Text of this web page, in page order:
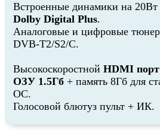
Встроенные динамики на
Dolby Digital Plus.
Аналоговые и цифровые
DVB-T2/S2/C.
Высокоскоростной HDMI порт
ОЗУ 1.5Гб + память 8Гб для
ОС.
Голосовой блютуз пульт + ИК.